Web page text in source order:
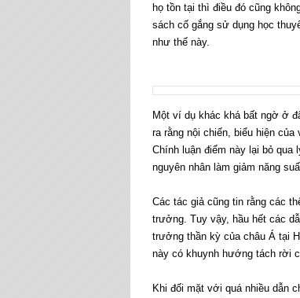
họ tồn tại thì điều đó cũng
sách cố gắng sử dụng học
như thế này.
Một ví dụ khác khá bất ngờ ở
ra rằng nội chiến, biểu hiện
Chính luận điểm này lại bỏ
nguyên nhân làm giảm năng
Các tác giả cũng tin rằng các
trưởng. Tuy vậy, hầu hết các
trưởng thần kỳ của châu Á tại
này có khuynh hướng tách rời
Khi đối mặt với quá nhiều dẫn